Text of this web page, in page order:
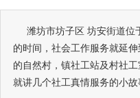
潍坊市坊子区 坊安街道位
的时间，社会工作服务就延
的自然村，镇社工站及村社
就讲几个社工真情服务的小故